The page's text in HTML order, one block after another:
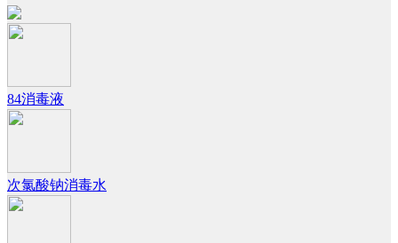
84消毒液
次氯酸钠消毒水